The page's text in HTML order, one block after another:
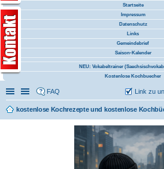
Startseite
Impressum
Datenschutz
Links
Gemeindebrief
Saison-Kalender
NEU: Vokabeltrainer
Kostenlose Kochbuecher
Schnellzugriff
Linkliste
FAQ Link zu
kostenlose Kochrezepte und kostenlose